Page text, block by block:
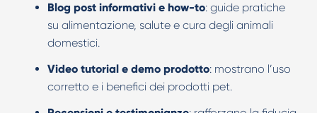
Blog post informativi e how-to: guide pratiche
su alimentazione, salute e cura degli animali
domestici.
Video tutorial e demo prodotto: mostrano l’uso
corretto e i benefici dei prodotti pet.